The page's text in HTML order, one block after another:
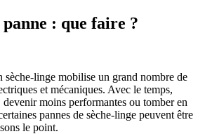
panne : que faire ?
sèche-linge mobilise un grand nombre de
et mécaniques. Avec le temps,
devenir moins performantes ou tomber en
pannes de sèche-linge peuvent être
le point.